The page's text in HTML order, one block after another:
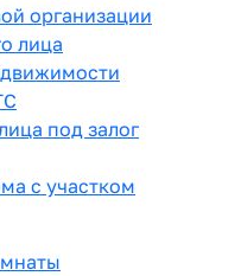
организации
лица
под залог
с участком